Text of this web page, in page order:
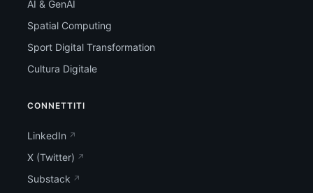
AI & GenAI
Spatial Computing
Sport Digital Transformation
Cultura Digitale
CONNETTITI
LinkedIn
X (Twitter)
Substack